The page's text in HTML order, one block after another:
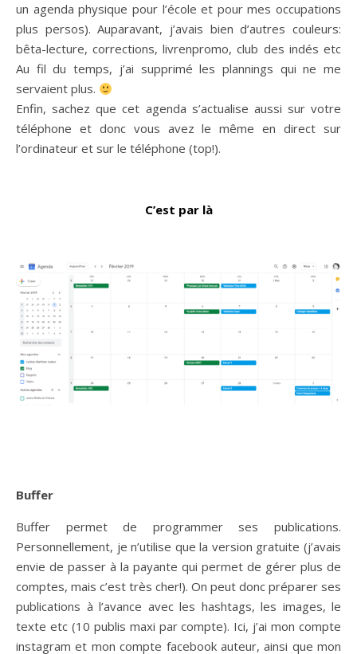
un agenda physique pour l’école et pour mes occupations
plus persos). Auparavant, j’avais bien d’autres couleurs:
bêta-lecture, corrections, livrenpromo, club des indés etc
Au fil du temps, j’ai supprimé les plannings qui ne me
servaient plus.
Enfin, sachez que cet agenda s’actualise aussi sur votre
téléphone et donc vous avez le même en direct sur
l’ordinateur et sur le téléphone (top!).
C’est par là
Buffer
Buffer permet de programmer ses publications.
Personnellement, je n’utilise que la version gratuite (j’avais
envie de passer à la payante qui permet de gérer plus de
comptes, mais c’est très cher!). On peut donc préparer ses
publications à l’avance avec les hashtags, les images, le
texte etc (10 publis maxi par compte). Ici, j’ai mon compte
instagram et mon compte facebook auteur, ainsi que mon